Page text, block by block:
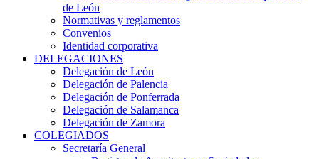
de León
Normativas y reglamentos
Convenios
Identidad corporativa
DELEGACIONES
Delegación de León
Delegación de Palencia
Delegación de Ponferrada
Delegación de Salamanca
Delegación de Zamora
COLEGIADOS
Secretaría General